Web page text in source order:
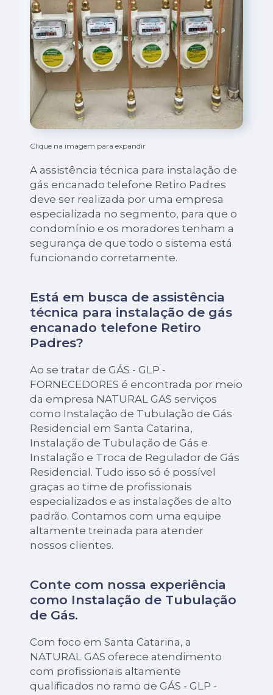
Clique na imagem para expandir
A assistência técnica para instalação de
gás encanado telefone Retiro Padres
deve ser realizada por uma empresa
especializada no segmento, para que o
condomínio e os moradores tenham a
segurança de que todo o sistema está
funcionando corretamente.
Está em busca de assistência
técnica para instalação de gás
encanado telefone Retiro
Padres?
Ao se tratar de GÁS - GLP -
FORNECEDORES é encontrada por meio
da empresa NATURAL GAS serviços
como Instalação de Tubulação de Gás
Residencial em Santa Catarina,
Instalação de Tubulação de Gás e
Instalação e Troca de Regulador de Gás
Residencial. Tudo isso só é possível
graças ao time de profissionais
especializados e as instalações de alto
padrão. Contamos com uma equipe
altamente treinada para atender
nossos clientes.
Conte com nossa experiência
como Instalação de Tubulação
de Gás.
Com foco em Santa Catarina, a
NATURAL GAS oferece atendimento
com profissionais altamente
qualificados no ramo de GÁS - GLP -